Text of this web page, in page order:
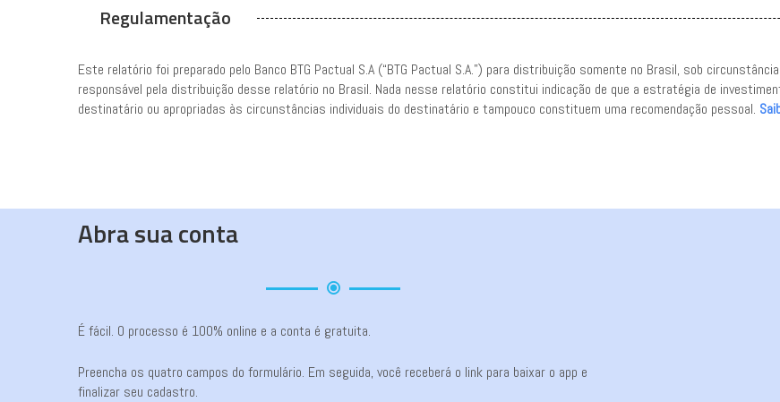
Regulamentação
Este relatório foi preparado pelo Banco BTG Pactual S.A (“BTG Pactual S.A.”) para distribuição somente no Brasil, sob
responsável pela distribuição desse relatório no Brasil. Nada nesse relatório constitui indicação de que a estratégia de
destinatário ou apropriadas às circunstâncias individuais do destinatário e tampouco constituem uma recomendação pessoal.
Abra sua conta
É fácil. O processo é 100% online e a conta é gratuita.
Preencha os quatro campos do formulário. Em seguida, você receberá o link para baixar o app e
finalizar seu cadastro.